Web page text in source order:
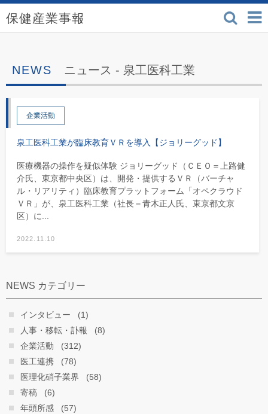
保健産業事報 - 医療機
検索
ニュース - 泉工医科工業
企業活動
泉工医科工業が臨床教育ＶＲを導入【ジョリーグッド】
医療機器の操作を疑似体験 ジョリーグッド（ＣＥＯ＝上路健
介氏、東京都中央区）は、開発・提供するＶＲ（バーチャ
ル・リアリティ）臨床教育プラットフォーム「オペクラウド
ＶＲ」が、泉工医科工業（社長＝青木正人氏、東京都文京
区）に...
2022.11.10
NEWS カテゴリー
インタビュー
(1)
人事・移転・訃報
(8)
企業活動
(312)
医工連携
(78)
医理化硝子業界
(58)
寄稿
(6)
年頭所感
(57)